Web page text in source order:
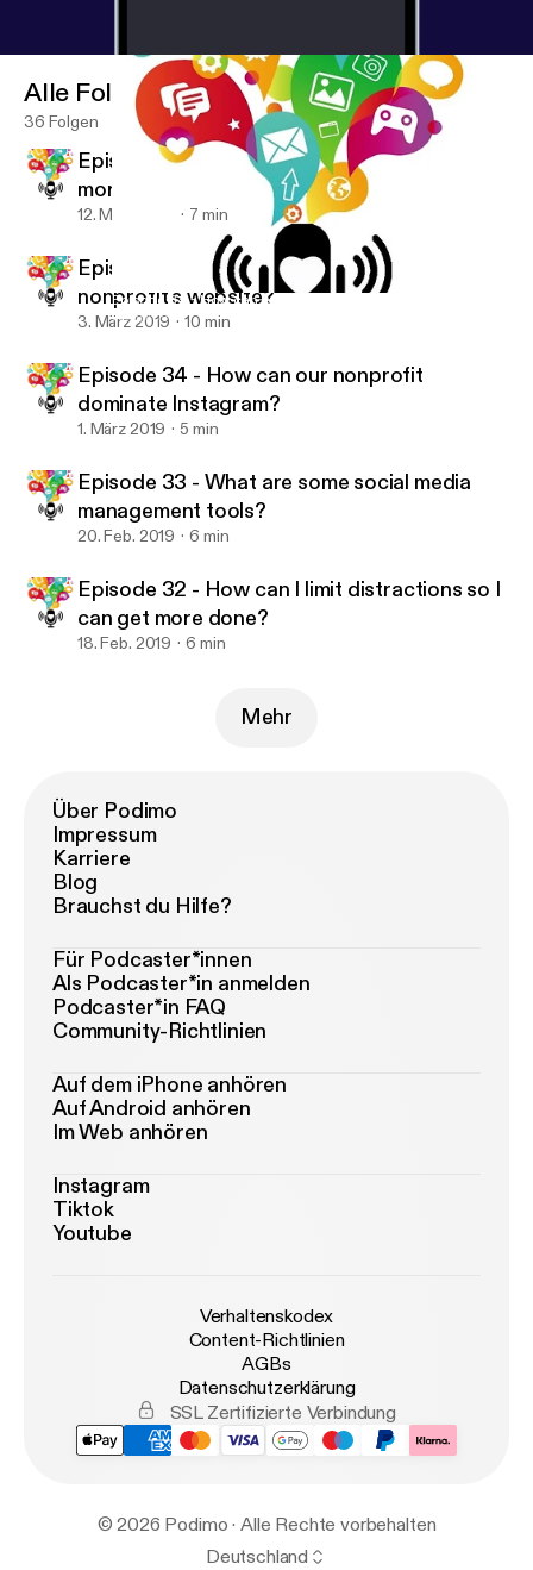
Episode 34 - How can our nonprofit dominate Instagram?
Nonprofit Success Podcast
Alle Folgen
36 Folgen
Episode 36 - How can our nonprofit get
more monthly donors?
12. März 2019 7 min
Episode 35 - How can we improve our
nonprofit's website?
3. März 2019 10 min
Episode 34 - How can our nonprofit
dominate Instagram?
1. März 2019 5 min
Episode 33 - What are some social media
management tools?
20. Feb. 2019 6 min
Episode 32 - How can I limit distractions so I
can get more done?
18. Feb. 2019 6 min
Mehr
Über Podimo
Impressum
Karriere
Blog
Brauchst du Hilfe?
Für Podcaster*innen
Als Podcaster*in anmelden
Podcaster*in FAQ
Community-Richtlinien
Auf dem iPhone anhören
Auf Android anhören
Im Web anhören
Instagram
Tiktok
Youtube
Verhaltenskodex
Content-Richtlinien
AGBs
Datenschutzerklärung
SSL Zertifizierte Verbindung
© 2026 Podimo · Alle Rechte vorbehalten
Deutschland